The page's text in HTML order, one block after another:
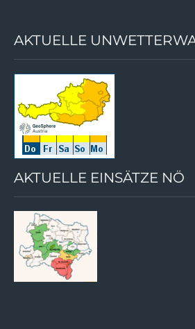
AKTUELLE
AKTUELLE EINSÄTZE NÖ